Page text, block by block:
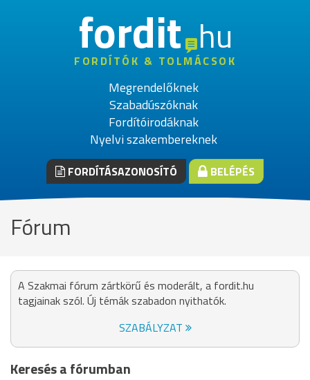
fordithu
FORDÍTÓK & TOLMÁCSOK
Megrendelőknek
Szabadúszóknak
Fordítóirodáknak
Nyelvi szakembereknek
FORDÍTÁSAZONOSÍTÓ BELÉPÉS
Fórum
A Szakmai fórum zártkörű és moderált, a fordit.hu
tagjainak szól. Új témák szabadon nyithatók.
SZABÁLYZAT
Keresés a fórumban